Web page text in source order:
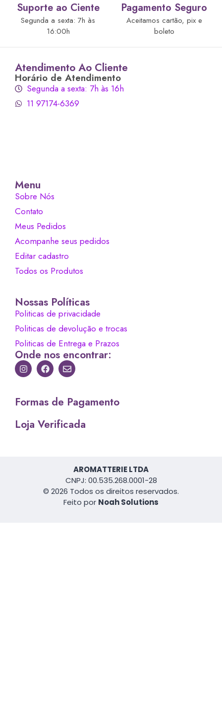
Suporte ao Ciente
Segunda a sexta: 7h às
16:00h
Pagamento Seguro
Aceitamos cartão, pix e
boleto
Atendimento Ao Cliente
Horário de Atendimento
Segunda a sexta: 7h às 16h
11 97174-6369
Menu
Sobre Nós
Contato
Meus Pedidos
Acompanhe seus pedidos
Editar cadastro
Todos os Produtos
Nossas Políticas
Politicas de privacidade
Politicas de devolução e trocas
Politicas de Entrega e Prazos
Onde nos encontrar:
Formas de Pagamento
Loja Verificada
AROMATTERIE LTDA
CNPJ: 00.535.268.0001-28
© 2026 Todos os direitos reservados.
Feito por Noah Solutions